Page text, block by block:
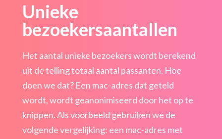
Unieke
bezoekersaantallen
Het aantal unieke bezoekers wordt berekend
uit de telling totaal aantal passanten. Hoe
doen we dat? Een mac-adres dat geteld
wordt, wordt geanonimiseerd door het op te
knippen. Als voorbeeld gebruiken we de
volgende vergelijking: een mac-adres met